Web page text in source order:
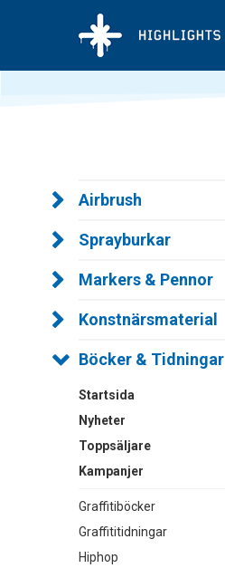
Airbrush
Sprayburkar
Markers & Pennor
Konstnärsmaterial
Böcker & Tidningar
Startsida
Nyheter
Toppsäljare
Kampanjer
Graffitiböcker
Graffititidningar
Hiphop